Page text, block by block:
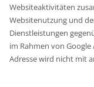
Websiteaktivitäten
Websitenutzung und
Dienstleistungen
im Rahmen von
Adresse wird nicht mit